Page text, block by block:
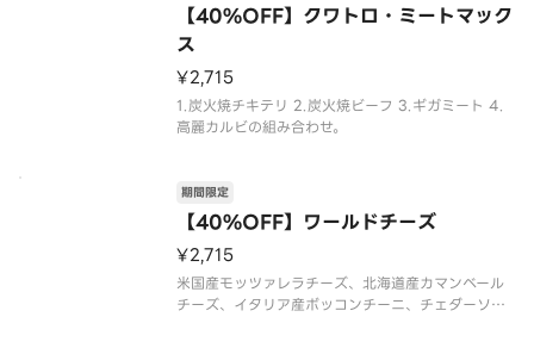
【40%OFF】クワトロ・ミートマック
ス
¥2,715
1.炭火焼チキテリ 2.炭火焼ビーフ 3.ギガミート 4.
高麗カルビの組み合わせ。
【40%OFF】ワールドチーズ
期間限定
¥2,715
米国産モッツァレラチーズ、北海道産カマンベール
チーズ、イタリア産ボッコンチーニ、チェダーソー